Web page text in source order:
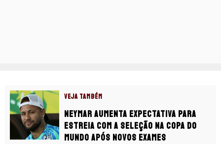
VEJA TAMBÉM
Neymar aumenta expectativa para
estreia com a Seleção na Copa do
Mundo após novos exames